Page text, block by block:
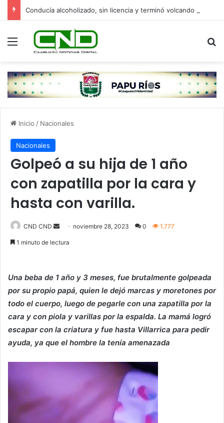
Menú
Inicio / Nacionales
Nacionales
Golpeó a su hija de 1 año
con zapatilla por la cara y
hasta con varilla.
CND CND
Send noviembre 28, 2023 0 1.777
1 minuto de lectura
Una beba de 1 año y 3 meses, fue brutalmente golpeada
por su propio papá, quien le dejó marcas y moretones por
todo el cuerpo, luego de pegarle con una zapatilla por la
cara y con piola y varillas por la espalda. La mamá logró
escapar con la criatura y fue hasta Villarrica para pedir
ayuda, ya que el hombre la tenía amenazada